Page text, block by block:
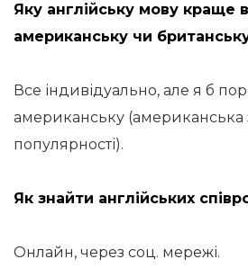
Яку англійську мову краще
американську чи
Все індивідуально, але я б
американську (американська
популярності).
Як знайти англійських
Онлайн, через соц. мережі.